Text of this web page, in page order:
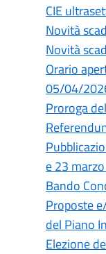
CIE
Novità
Novità
Orario
05/04/
Proroga
e 23
Bando
Proposte
del Piano
Elezione